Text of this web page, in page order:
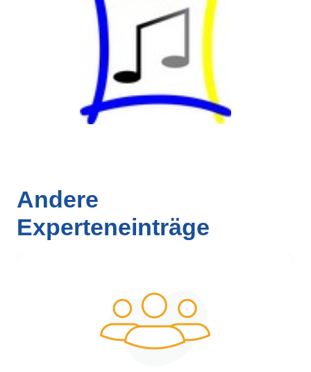
Andere
Experteneinträge